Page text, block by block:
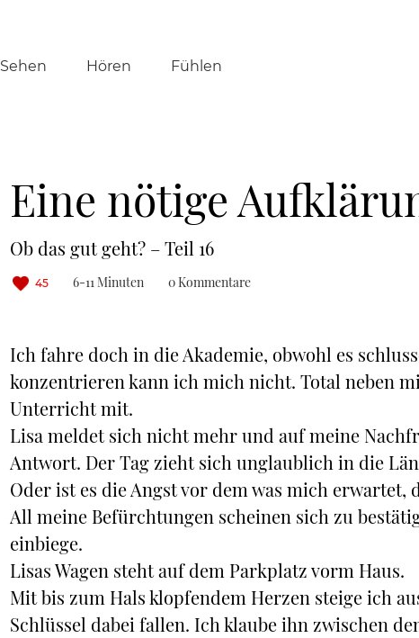
Sehen Hören Fühlen
Eine nötige
Ob das gut geht? – Teil 16
45 6-11 Minuten 0 Kommentare
Ich fahre doch in die Akademie, obwohl es
konzentrieren kann ich mich nicht. Total neben
Unterricht mit.
Lisa meldet sich nicht mehr und auf meine
Antwort. Der Tag zieht sich unglaublich in die
Oder ist es die Angst vor dem was mich erwartet,
All meine Befürchtungen scheinen sich zu
einbiege.
Lisas Wagen steht auf dem Parkplatz vorm Haus.
Mit bis zum Hals klopfendem Herzen steige ich
Schlüssel dabei fallen. Ich klaube ihn zwischen